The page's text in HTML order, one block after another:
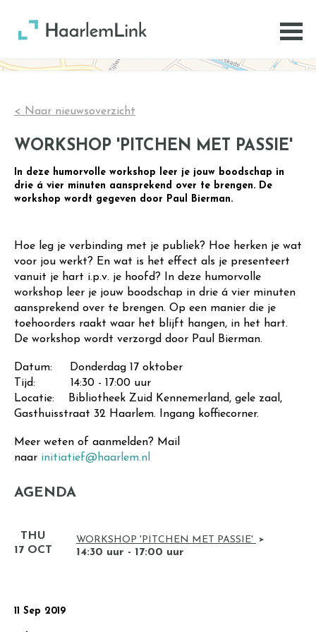
< Naar nieuwsoverzicht
WORKSHOP 'PITCHEN MET PASSIE'
In deze humorvolle workshop leer je jouw boodschap in
drie á vier minuten aansprekend over te brengen. De
workshop wordt gegeven door Paul Bierman.
Hoe leg je verbinding met je publiek? Hoe herken je wat
voor jou werkt? En wat is het effect als je presenteert
vanuit je hart i.p.v. je hoofd? In deze humorvolle
workshop leer je jouw boodschap in drie á vier minuten
aansprekend over te brengen. Op een manier die je
toehoorders raakt waar het blijft hangen, in het hart.
De workshop wordt verzorgd door Paul Bierman.
Datum: Donderdag 17 oktober
Tijd: 14:30 - 17:00 uur
Locatie: Bibliotheek Zuid Kennemerland, gele zaal,
Gasthuisstraat 32 Haarlem. Ingang koffiecorner.
Meer weten of aanmelden? Mail
naar initiatief@haarlem.nl
AGENDA
THU
17 OCT
WORKSHOP 'PITCHEN MET PASSIE'
14:30 uur - 17:00 uur
11 Sep 2019